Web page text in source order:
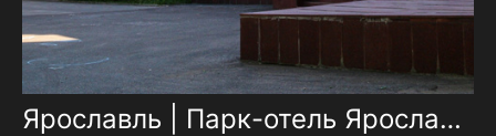
Ярославль | Парк-отель Ярославль